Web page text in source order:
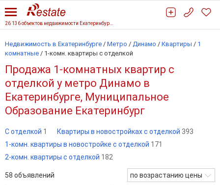
Недвижимость в Екатеринбурге / Метро / Динамо / Квартиры / 1
комнатные / 1-комн. квартиры с отделкой
Продажа 1-комнатных квартир с
отделкой у метро Динамо в
Екатеринбурге, Муниципальное
Образование Екатеринбург
С отделкой 1 Квартиры в новостройках с отделкой 393
1-комн. квартиры в новостройке с отделкой 171
2-комн. квартиры с отделкой 182
58 объявлений по возрастанию цены